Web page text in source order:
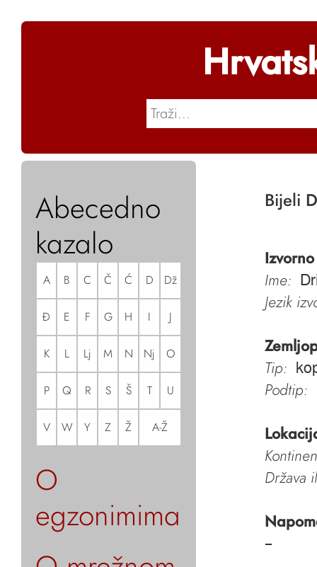
Abecedno
kazalo
A B C Č Ć D Dž
Đ E F G H I J
K L Lj M N Nj O
P Q R S Š T U
V W Y Z Ž A-Ž
O
egzonimima
Bijeli
Ime:
Jezik
Tip:
Podtip:
Država
–